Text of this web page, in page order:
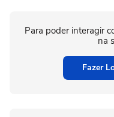
Para poder interagir
na
Fazer